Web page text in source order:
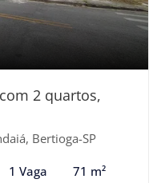
2 quartos,
Bertioga-SP
1 Vaga 71 m²